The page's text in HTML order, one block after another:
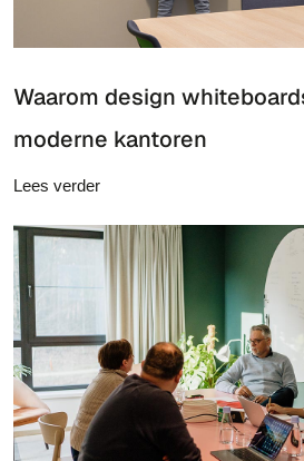
Waarom design
moderne kantoren
Lees verder